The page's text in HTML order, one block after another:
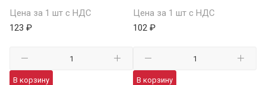
Цена за 1 шт с НДС
123 ₽
В корзину
Цена за 1 шт с НДС
102 ₽
В корзину